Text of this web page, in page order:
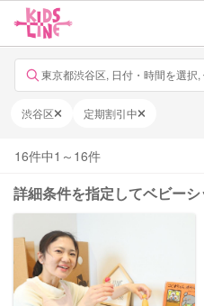
東京都渋谷区, 日付・時間を選択,
渋谷区 定期割引中
16件中1 ～ 16件
詳細条件を指定してベビー